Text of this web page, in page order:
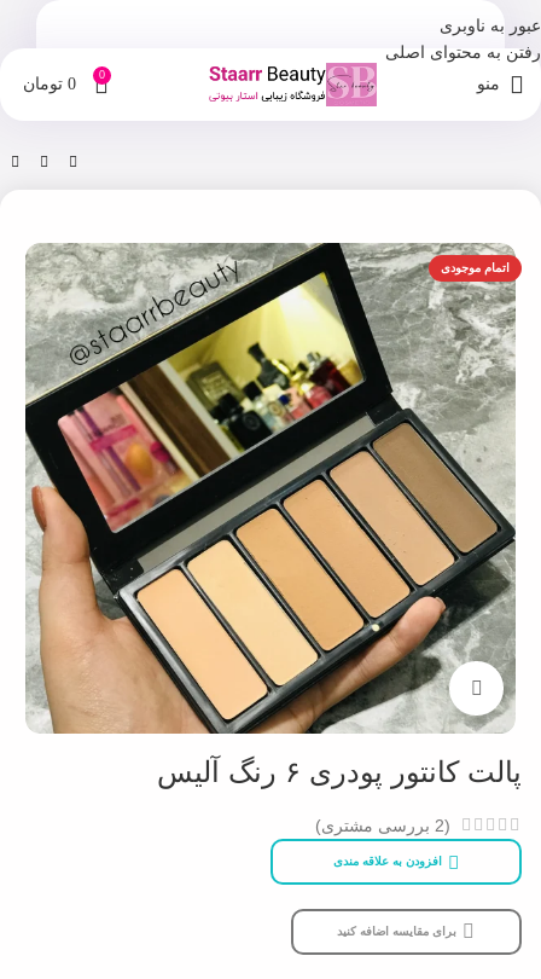
عبور به ناوبری
رفتن به محتوای اصلی
منو 0
0 تومان
فروشگاه آرایش صورت
اتمام موجودی
بزرگنمایی تصویر
پالت کانتور پودری ۶ رنگ آلیس
(
2 بررسی مشتری)
افزودن به علاقه مندی
برای مقایسه اضافه کنید